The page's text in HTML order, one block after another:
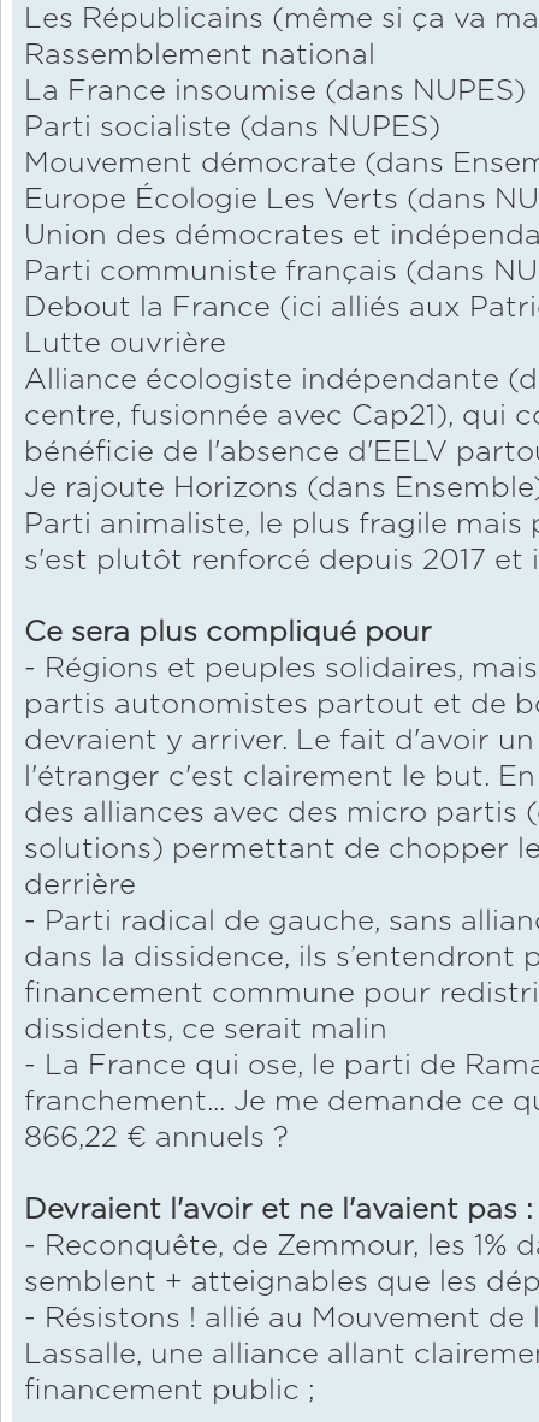
Les Républicains (même si ça va
Rassemblement national
La France insoumise (dans NUPES)
Parti socialiste (dans NUPES)
Mouvement démocrate (dans
Europe Écologie Les Verts (dans
Union des démocrates et
Parti communiste français (dans
Debout la France (ici alliés aux
Lutte ouvrière
Alliance écologiste indépendante
centre, fusionnée avec Cap21), qui
bénéficie de l'absence d'EELV
Je rajoute Horizons (dans
Parti animaliste, le plus fragile
s'est plutôt renforcé depuis 2017 et
Ce sera plus compliqué pour
- Régions et peuples solidaires,
partis autonomistes partout et de
devraient y arriver. Le fait d'avoir
l'étranger c'est clairement le but.
des alliances avec des micro partis
solutions) permettant de chopper
derrière
- Parti radical de gauche, sans
dans la dissidence, ils s’entendront
financement commune pour
dissidents, ce serait malin
- La France qui ose, le parti de
franchement... Je me demande ce
866,22 € annuels ?
Devraient l'avoir et ne l'avaient pas :
- Reconquête, de Zemmour, les 1%
semblent + atteignables que les
- Résistons ! allié au Mouvement de
Lassalle, une alliance allant
financement public ;